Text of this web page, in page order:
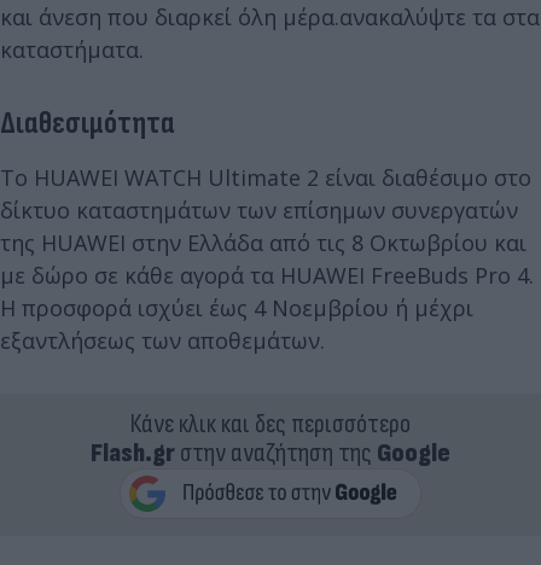
και άνεση που διαρκεί όλη μέρα.ανακαλύψτε τα στα
καταστήματα.
Διαθεσιμότητα
Το HUAWEI WATCH Ultimate 2 είναι διαθέσιμο στο
δίκτυο καταστημάτων των επίσημων συνεργατών
της HUAWEI στην Ελλάδα από τις 8 Οκτωβρίου και
με δώρο σε κάθε αγορά τα HUAWEI FreeBuds Pro 4.
Η προσφορά ισχύει έως 4 Νοεμβρίου ή μέχρι
εξαντλήσεως των αποθεμάτων.
Κάνε κλικ και δες περισσότερο
Flash.grστην αναζήτηση της Google